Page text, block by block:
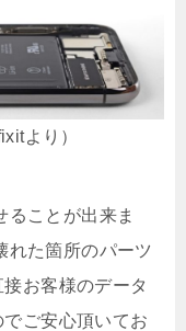
より）
ことが出来ま
れた箇所のパーツ
お客様のデータ
ご安心頂いてお